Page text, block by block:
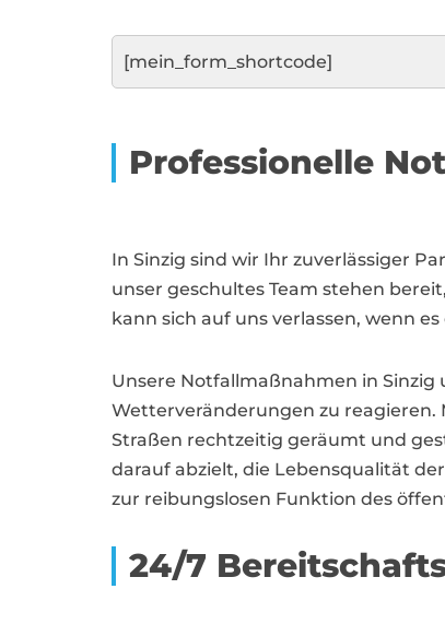
[mein_form_shortcode]
Professionelle
In Sinzig sind wir Ihr zuverlässiger
unser geschultes Team stehen
kann sich auf uns verlassen, wenn
Unsere Notfallmaßnahmen in Sinzig
Wetterveränderungen zu reagieren.
Straßen rechtzeitig geräumt und
darauf abzielt, die Lebensqualität
zur reibungslosen Funktion des
24/7